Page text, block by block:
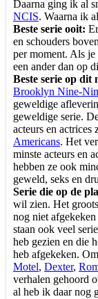
Daarna ging ik al
NCIS. Waarna ik
Beste serie ooit:
en schouders
per moment. Als
een ander dan op
Beste serie op dit
Brooklyn Nine-
geweldige
geweldige serie.
acteurs en
Americans. Het
minste acteurs en
hebben ze ook
geweld, seks en
Serie die op de
wil zien. Het
nog niet
staan ook veel
heb gezien en die
heb afgekeken.
Motel, Dexter,
verhalen gehoord
al heb ik daar nog